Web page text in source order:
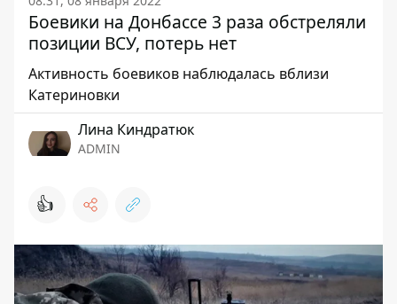
Боевики на Донбассе 3 раза обстреляли
позиции ВСУ, потерь нет
Активность боевиков наблюдалась вблизи
Катериновки
Лина Киндратюк
ADMIN
👍